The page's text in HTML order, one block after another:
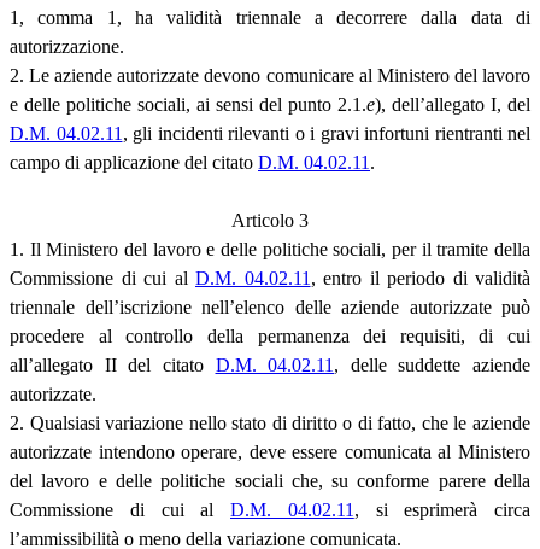
1, comma 1, ha validità triennale a decorrere dalla data di
autorizzazione.
2. Le aziende autorizzate devono comunicare al Ministero del lavoro
e delle politiche sociali, ai sensi del punto 2.1.e), dell’allegato I, del
D.M. 04.02.11 , gli incidenti rilevanti o i gravi infortuni rientranti nel
campo di applicazione del citato D.M. 04.02.11 .
Articolo 3
1. Il Ministero del lavoro e delle politiche sociali, per il tramite della
Commissione di cui al D.M. 04.02.11 , entro il periodo di validità
triennale dell’iscrizione nell’elenco delle aziende autorizzate può
procedere al controllo della permanenza dei requisiti, di cui
all’allegato II del citato D.M. 04.02.11 , delle suddette aziende
autorizzate.
2. Qualsiasi variazione nello stato di diritto o di fatto, che le aziende
autorizzate intendono operare, deve essere comunicata al Ministero
del lavoro e delle politiche sociali che, su conforme parere della
Commissione di cui al D.M. 04.02.11 , si esprimerà circa
l’ammissibilità o meno della variazione comunicata.